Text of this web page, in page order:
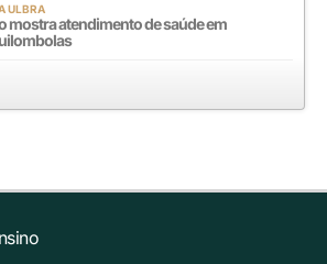
ULBRA
mostra atendimento de saúde em